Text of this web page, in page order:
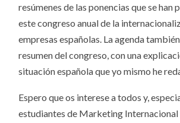
resúmenes de las ponencias que se han
este congreso anual de la
empresas españolas. La agenda
resumen del congreso, con una
situación española que yo mismo he
Espero que os interese a todos y,
estudiantes de Marketing Internacional